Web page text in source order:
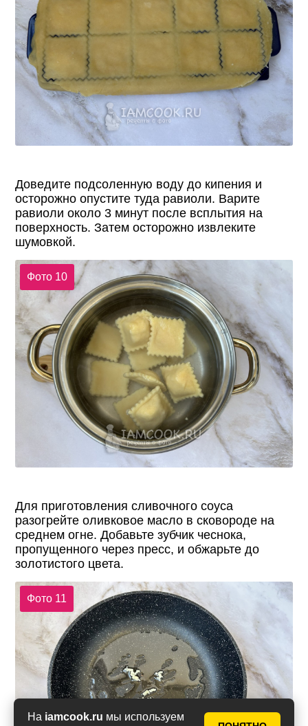
На iamcook.ru мы используем
Доведите подсоленную воду до кипения и
осторожно опустите туда равиоли. Варите
равиоли около 3 минут после всплытия на
поверхность. Затем осторожно извлеките
шумовкой.
Фото 10
Для приготовления сливочного соуса
разогрейте оливковое масло в сковороде на
среднем огне. Добавьте зубчик чеснока,
пропущенного через пресс, и обжарьте до
золотистого цвета.
Фото 11